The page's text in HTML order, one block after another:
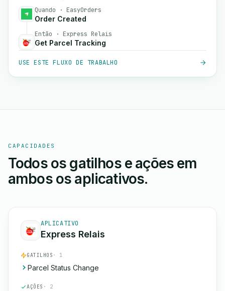
Quando · EasyOrders
Order Created
Então · Express Relais
Get Parcel Tracking
USE ESTE FLUXO DE TRABALHO
CAPACIDADES
Todos os gatilhos e ações em
ambos os aplicativos.
APLICATIVO
Express Relais
GATILHOS · 1
Parcel Status Change
AÇÕES · 2